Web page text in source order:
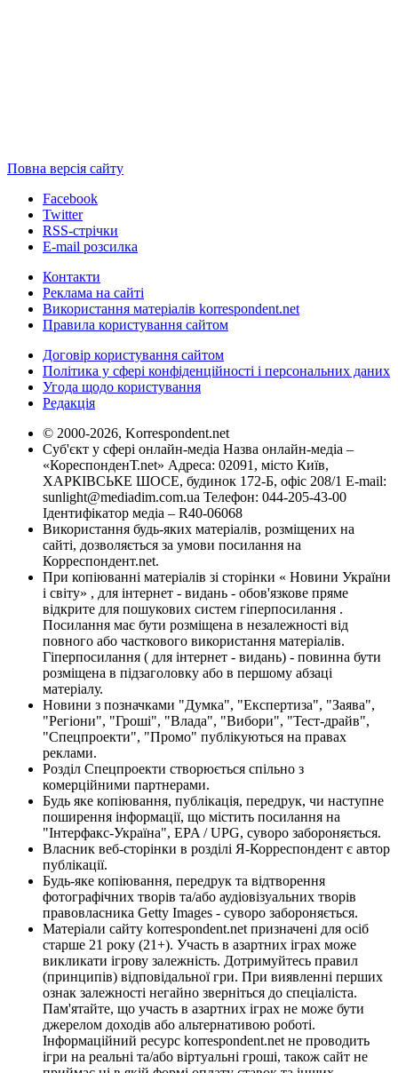
Повна версія сайту
Facebook
Twitter
RSS-стрічки
E-mail розсилка
Контакти
Реклама на сайті
Використання матеріалів korrespondent.net
Правила користування сайтом
Договір користування сайтом
Політика у сфері конфіденційності і персональних даних
Угода щодо користування
Редакція
© 2000-2026, Korrespondent.net
Суб'єкт у сфері онлайн-медіа Назва онлайн-медіа –
«КореспонденТ.net» Адреса: 02091, місто Київ,
ХАРКІВСЬКЕ ШОСЕ, будинок 172-Б, офіс 208/1 E-mail:
sunlight@mediadim.com.ua Телефон: 044-205-43-00
Ідентифікатор медіа – R40-06068
Використання будь-яких матеріалів, розміщених на
сайті, дозволяється за умови посилання на
Корреспондент.net.
При копіюванні матеріалів зі сторінки « Новини України
і світу» , для інтернет - видань - обов'язкове пряме
відкрите для пошукових систем гіперпосилання .
Посилання має бути розміщена в незалежності від
повного або часткового використання матеріалів.
Гіперпосилання ( для інтернет - видань) - повинна бути
розміщена в підзаголовку або в першому абзаці
матеріалу.
Новини з позначками "Думка", "Експертиза", "Заява",
"Регіони", "Гроші", "Влада", "Вибори", "Тест-драйв",
"Спецпроекти", "Промо" публікуються на правах
реклами.
Розділ Спецпроекти створюється спільно з
комерційними партнерами.
Будь яке копіювання, публікація, передрук, чи наступне
поширення інформації, що містить посилання на
"Інтерфакс-Україна", EPA / UPG, суворо забороняється.
Власник веб-сторінки в розділі Я-Корреспондент є автор
публікації.
Будь-яке копіювання, передрук та відтворення
фотографічних творів та/або аудіовізуальних творів
правовласника Getty Images - суворо забороняється.
Матеріали сайту korrespondent.net призначені для осіб
старше 21 року (21+). Участь в азартних іграх може
викликати ігрову залежність. Дотримуйтесь правил
(принципів) відповідальної гри. При виявленні перших
ознак залежності негайно зверніться до спеціаліста.
Пам'ятайте, що участь в азартних іграх не може бути
джерелом доходів або альтернативою роботі.
Інформаційний ресурс korrespondent.net не проводить
ігри на реальні та/або віртуальні гроші, також сайт не